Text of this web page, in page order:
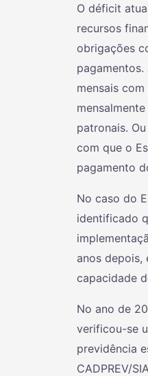
O déficit
recursos
obrigações
mensais
patronais.
com que o
pagamento
No caso do
identificado
anos depois,
capacidade
No ano de
verificou-se
previdência
CADPREV/